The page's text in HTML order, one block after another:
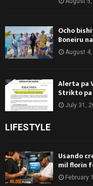
Ocho
Boneiru
August 4,
Alerta pa
Strikto pa
July 31,
LIFESTYLE
Usando
mil florin
February